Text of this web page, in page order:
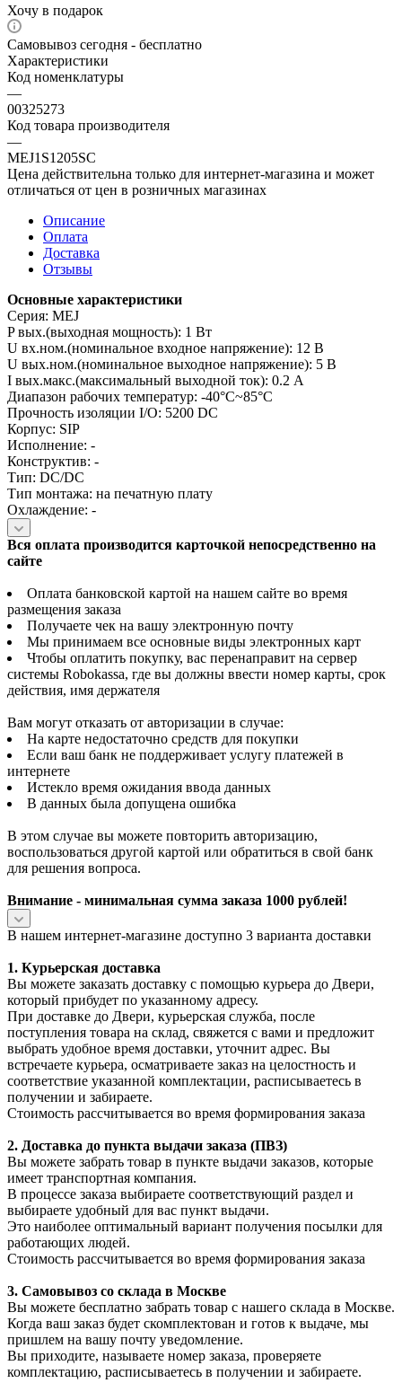
Хочу в подарок
Самовывоз сегодня - бесплатно
Характеристики
Код номенклатуры
—
00325273
Код товара производителя
—
MEJ1S1205SC
Цена действительна только для интернет-магазина и может
отличаться от цен в розничных магазинах
Описание
Оплата
Доставка
Отзывы
Основные характеристики
Серия: MEJ
P вых.(выходная мощность): 1 Вт
U вх.ном.(номинальное входное напряжение): 12 В
U вых.ном.(номинальное выходное напряжение): 5 В
I вых.макс.(максимальный выходной ток): 0.2 А
Диапазон рабочих температур: -40°C~85°C
Прочность изоляции I/O: 5200 DC
Корпус: SIP
Исполнение: -
Конструктив: -
Тип: DC/DC
Тип монтажа: на печатную плату
Охлаждение: -
Вся оплата производится карточкой непосредственно на
сайте
Оплата банковской картой на нашем сайте во время
размещения заказа
Получаете чек на вашу электронную почту
Мы принимаем все основные виды электронных карт
Чтобы оплатить покупку, вас перенаправит на сервер
системы Robokassa, где вы должны ввести номер карты, срок
действия, имя держателя
Вам могут отказать от авторизации в случае:
На карте недостаточно средств для покупки
Если ваш банк не поддерживает услугу платежей в
интернете
Истекло время ожидания ввода данных
В данных была допущена ошибка
В этом случае вы можете повторить авторизацию,
воспользоваться другой картой или обратиться в свой банк
для решения вопроса.
Внимание - минимальная сумма заказа 1000 рублей!
В нашем интернет-магазине доступно 3 варианта доставки
1. Курьерская доставка
Вы можете заказать доставку с помощью курьера до Двери,
который прибудет по указанному адресу.
При доставке до Двери, курьерская служба, после
поступления товара на склад, свяжется с вами и предложит
выбрать удобное время доставки, уточнит адрес. Вы
встречаете курьера, осматриваете заказ на целостность и
соответствие указанной комплектации, расписываетесь в
получении и забираете.
Стоимость рассчитывается во время формирования заказа
2. Доставка до пункта выдачи заказа (ПВЗ)
Вы можете забрать товар в пункте выдачи заказов, которые
имеет транспортная компания.
В процессе заказа выбираете соответствующий раздел и
выбираете удобный для вас пункт выдачи.
Это наиболее оптимальный вариант получения посылки для
работающих людей.
Стоимость рассчитывается во время формирования заказа
3. Самовывоз со склада в Москве
Вы можете бесплатно забрать товар с нашего склада в Москве.
Когда ваш заказ будет скомплектован и готов к выдаче, мы
пришлем на вашу почту уведомление.
Вы приходите, называете номер заказа, проверяете
комплектацию, расписываетесь в получении и забираете.